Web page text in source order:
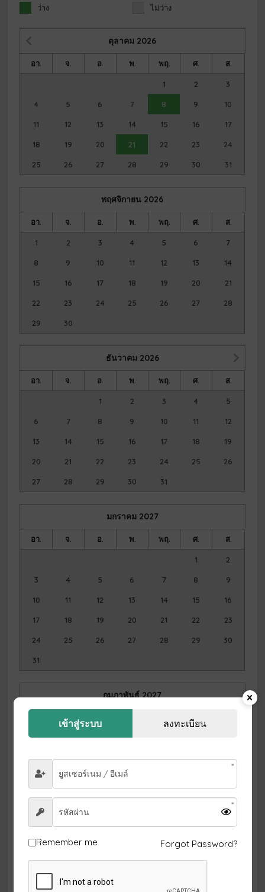
ว่าง
ไม่ว่าง
ตุลาคม 2026
อา. จ. อ. พ. พฤ. ศ. ส.
1 2 3
4 5 6 7 8 9 10
11 12 13 14 15 16 17
18 19 20 21 22 23 24
25 26 27 28 29 30 31
พฤศจิกายน 2026
อา. จ. อ. พ. พฤ. ศ. ส.
1 2 3 4 5 6 7
8 9 10 11 12 13 14
15 16 17 18 19 20 21
22 23 24 25 26 27 28
29 30
ธันวาคม 2026
อา. จ. อ. พ. พฤ. ศ. ส.
1 2 3 4 5
6 7 8 9 10 11 12
13 14 15 16 17 18 19
20 21 22 23 24 25 26
27 28 29 30 31
มกราคม 2027
อา. จ. อ. พ. พฤ. ศ. ส.
1 2
3 4 5 6 7 8 9
10 11 12 13 14 15 16
17 18 19 20 21 22 23
24 25 26 27 28 29 30
31
กุมภาพันธ์ 2027
จ. ศ.
1 2 3
7 8 9 10 11 12 13
14 15 16
21 22 23 24 25 26 27
28
เข้าสู่ระบบ ลงทะเบียน
Remember me Forgot Password?